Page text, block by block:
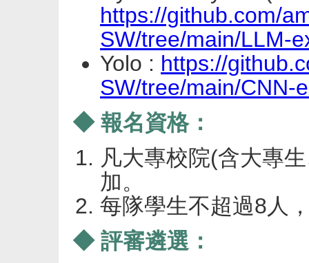
https://github.com/
SW/tree/main/LLM-
Yolo : https://
SW/tree/main/CNN-
◆ 報名資格：
凡大專校院(含大專
加。
每隊學生不超過8人
◆ 評審遴選：